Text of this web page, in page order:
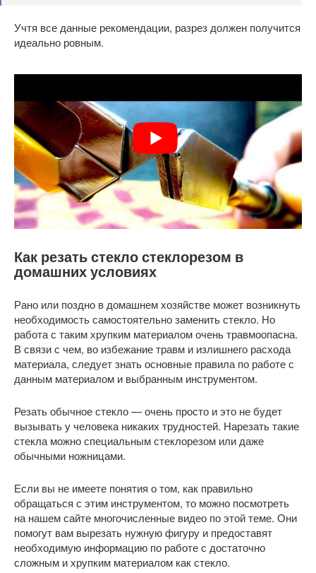
Учтя все данные рекомендации, разрез должен получится
идеально ровным.
Как резать стекло стеклорезом в
домашних условиях
Рано или поздно в домашнем хозяйстве может возникнуть
необходимость самостоятельно заменить стекло. Но
работа с таким хрупким материалом очень травмоопасна.
В связи с чем, во избежание травм и излишнего расхода
материала, следует знать основные правила по работе с
данным материалом и выбранным инструментом.
Резать обычное стекло — очень просто и это не будет
вызывать у человека никаких трудностей. Нарезать такие
стекла можно специальным стеклорезом или даже
обычными ножницами.
Если вы не имеете понятия о том, как правильно
обращаться с этим инструментом, то можно посмотреть
на нашем сайте многочисленные видео по этой теме. Они
помогут вам вырезать нужную фигуру и предоставят
необходимую информацию по работе с достаточно
сложным и хрупким материалом как стекло.